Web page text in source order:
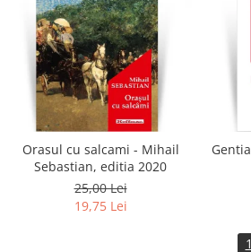
Orasul cu salcami - Mihail
Sebastian, editia 2020
25,00 Lei
19,75 Lei
1